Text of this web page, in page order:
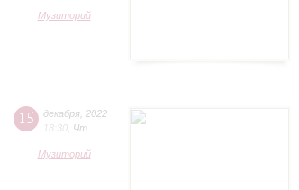
Музиторий
15 декабря 2022
18:30 Чт
Музиторий